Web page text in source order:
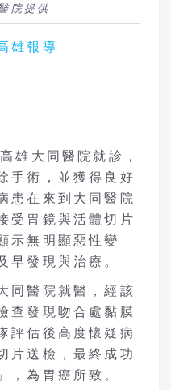
院提供
雄報導
雄大同醫院就診，
手術，並獲得良好
患在來到大同醫院
受胃鏡與活體切片
示無明顯惡性變
早發現與治療。
同醫院就醫，經該
查發現吻合處黏膜
評估後高度懷疑病
片送檢，最終成功
，為胃癌所致。